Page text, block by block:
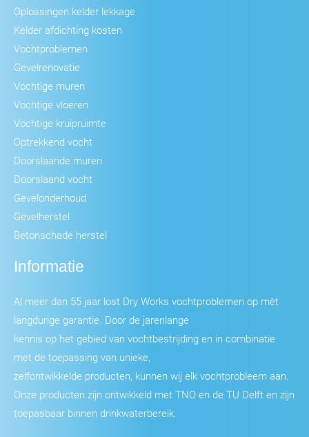
Oplossingen kelder lekkage
Kelder afdichting kosten
Vochtproblemen
Gevelrenovatie
Vochtige muren
Vochtige vloeren
Vochtige kruipruimte
Optrekkend vocht
Doorslaande muren
Doorslaand vocht
Gevelonderhoud
Gevelherstel
Betonschade herstel
Informatie
Al meer dan 55 jaar lost Dry Works vochtproblemen op mèt
langdurige garantie. Door de jarenlange
kennis op het gebied van vochtbestrijding en in combinatie
met de toepassing van unieke,
zelfontwikkelde producten, kunnen wij elk vochtprobleem aan.
Onze producten zijn ontwikkeld met TNO en de TU Delft en zijn
toepasbaar binnen drinkwaterbereik.